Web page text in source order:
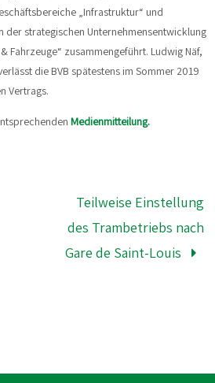
„Infrastruktur“ und
der strategischen Unternehmensentwicklung
Fahrzeuge“ zusammengeführt. Ludwig Näf,
die BVB spätestens im Sommer 2019
Vertrags.
Medienmitteilung.
Teilweise Einstellung
des Trambetriebs nach
Gare de Saint-Louis